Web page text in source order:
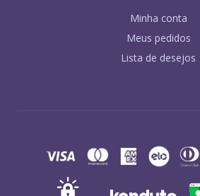
Minha conta
Meus pedidos
Lista de desejos